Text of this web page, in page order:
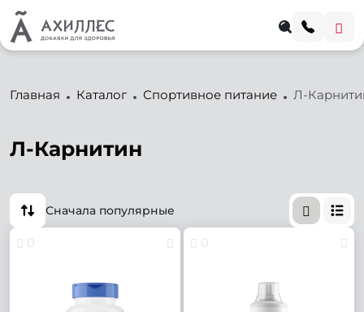
Главная Каталог Спортивное питание Л-
Л-Карнитин
Сначала популярные
0 0